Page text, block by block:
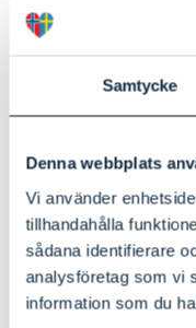
Samtycke
Denna webbplats
Vi använder
tillhandahålla
sådana identifierare
analysföretag som vi
information som du
Aktuellt
Materialarkiv
Projekt
Materialarkiv
Kontakt
c/o Strömstads
452 80 Strömstad